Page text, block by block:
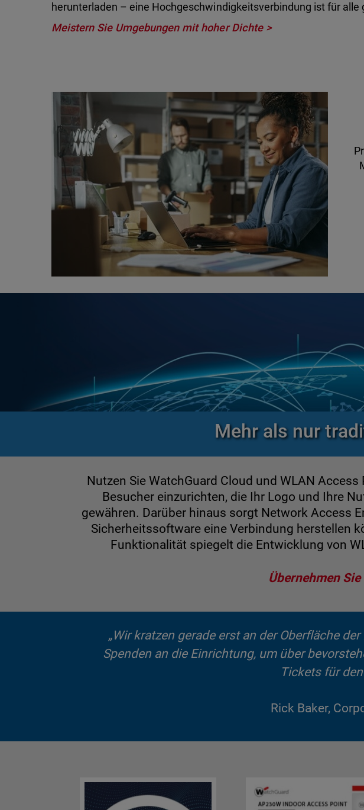
herunterladen – eine Hochgeschwindigkeitsverbindung ist für alle
Meistern Sie Umgebungen mit hoher Dichte
Mehr als nur
Nutzen Sie WatchGuard Cloud und WLAN
Besucher einzurichten, die Ihr Logo und Ihre
gewähren. Darüber hinaus sorgt Network Access
Sicherheitssoftware eine Verbindung herstellen
Funktionalität spiegelt die Entwicklung von
Übernehmen
„Wir kratzen gerade erst an der Oberfläche
Spenden an die Einrichtung, um über
Tickets für
Rick Baker,